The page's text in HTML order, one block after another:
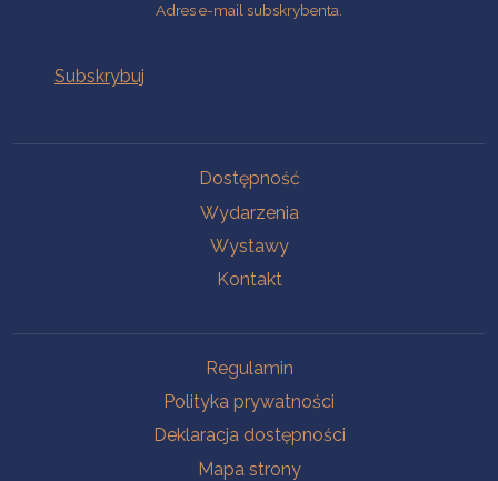
Adres e-mail subskrybenta.
Dostępność
Wydarzenia
Wystawy
Kontakt
Regulamin
Polityka prywatności
Deklaracja dostępności
Mapa strony